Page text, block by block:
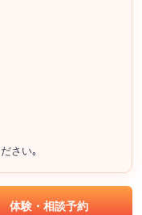
さい｡
体験・相談予約